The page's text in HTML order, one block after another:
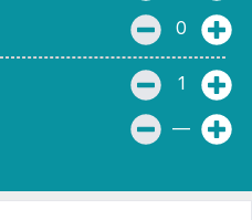
0
1
—